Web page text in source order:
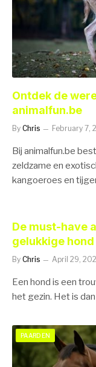
Ontdek de
animalfun.be
By Chris February 7,
Bij animalfun.be
zeldzame en
kangoeroes en
De must-have
gelukkige hond
By Chris April 29,
Een hond is een
het gezin. Het is
PAARDEN